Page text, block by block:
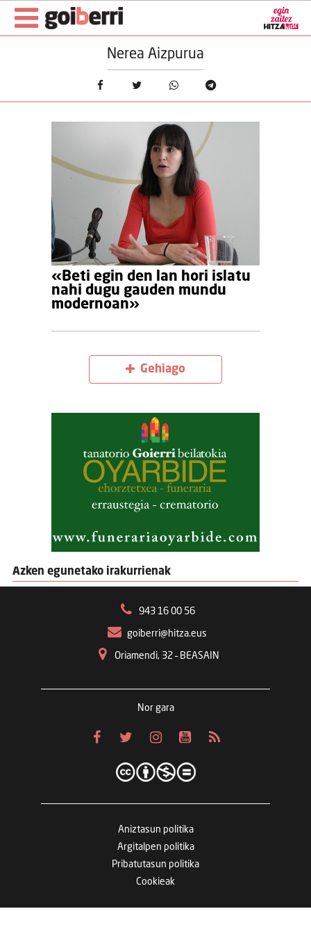
Nerea Aizpurua
«Beti egin den lan hori islatu
nahi dugu gauden mundu
modernoan»
Gehiago
Azken egunetako irakurrienak
943 16 00 56
goiberri@hitza.eus
Oriamendi, 32 – BEASAIN
Nor gara
Aniztasun politika
Argitalpen politika
Pribatutasun politika
Cookieak